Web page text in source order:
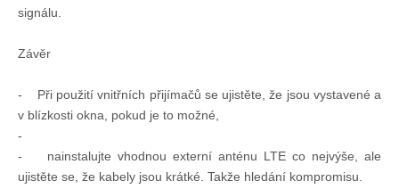
signálu.
Závěr
- Při použití vnitřních přijímačů se ujistěte, že jsou vystavené a
v blízkosti okna, pokud je to možné,
-
- nainstalujte vhodnou externí anténu LTE co nejvýše, ale
ujistěte se, že kabely jsou krátké. Takže hledání kompromisu.